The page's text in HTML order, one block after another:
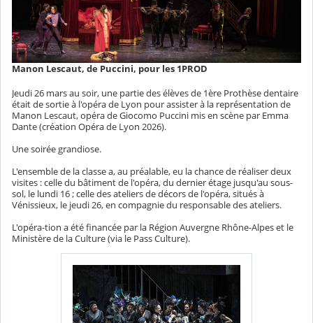
Manon Lescaut, de Puccini, pour les 1PROD
Jeudi 26 mars au soir, une partie des élèves de 1ère Prothèse dentaire
était de sortie à l'opéra de Lyon pour assister à la représentation de
Manon Lescaut, opéra de Giocomo Puccini mis en scène par Emma
Dante (création Opéra de Lyon 2026).
Une soirée grandiose.
L'ensemble de la classe a, au préalable, eu la chance de réaliser deux
visites : celle du bâtiment de l'opéra, du dernier étage jusqu'au sous-
sol, le lundi 16 ; celle des ateliers de décors de l'opéra, situés à
Vénissieux, le jeudi 26, en compagnie du responsable des ateliers.
L'opéra-tion a été financée par la Région Auvergne Rhône-Alpes et le
Ministère de la Culture (via le Pass Culture).